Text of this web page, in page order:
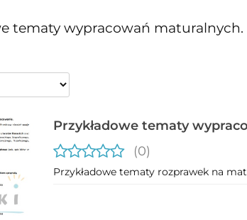
tematy wypracowań maturalnych.
Przykładowe tematy
poziomie podstawowym
(0)
Przykładowe tematy rozprawek na